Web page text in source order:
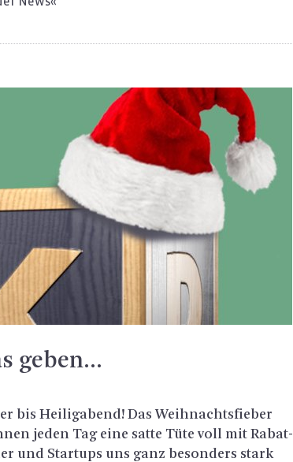
geben…
bis Hei­lig­abend! Das Weih­nachts­fie­ber
jeden Tag eine satte Tüte voll mit Ra­bat­
und Star­tups uns ganz be­son­ders stark